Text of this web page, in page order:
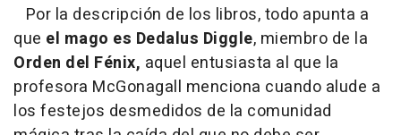
Por la descripción de los libros, todo apunta a
que el mago es Dedalus Diggle, miembro de la
Orden del Fénix, aquel entusiasta al que la
profesora McGonagall menciona cuando alude a
los festejos desmedidos de la comunidad